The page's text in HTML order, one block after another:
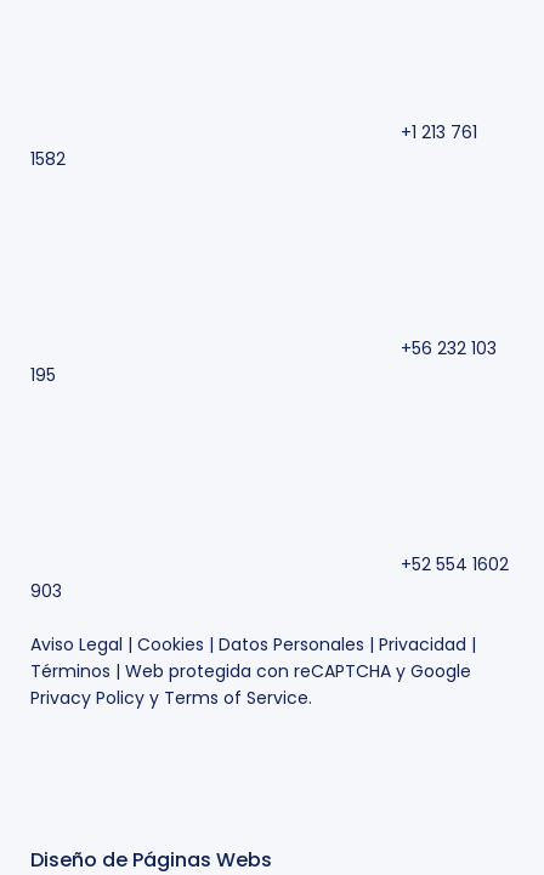
+1 213 761
1582
+56 232 103
195
+52 554 1602
903
Aviso Legal | Cookies | Datos Personales | Privacidad |
Términos | Web protegida con reCAPTCHA y Google
Privacy Policy y Terms of Service.
Diseño de Páginas Webs